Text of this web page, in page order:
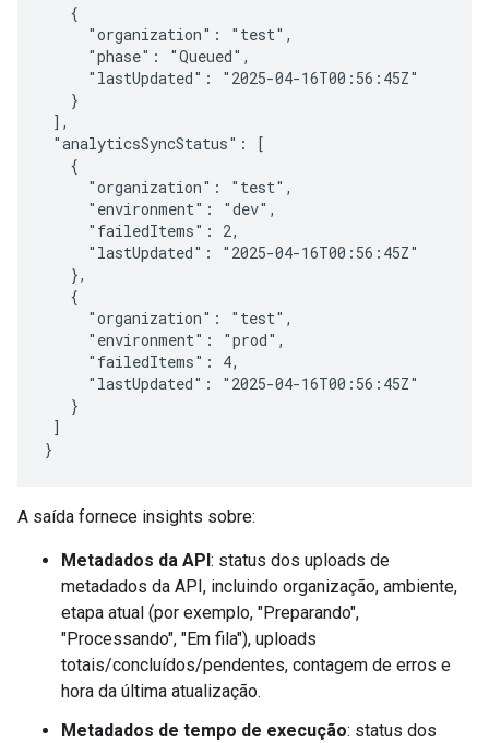
   {
     "organization": "test",
     "phase": "Queued",
     "lastUpdated": "2025-04-16T00:56:45Z"
   }
],
"analyticsSyncStatus": [
   {
     "organization": "test",
     "environment": "dev",
     "failedItems": 2,
     "lastUpdated": "2025-04-16T00:56:45Z"
   },
   {
     "organization": "test",
     "environment": "prod",
     "failedItems": 4,
     "lastUpdated": "2025-04-16T00:56:45Z"
   }
]
A saída fornece insights sobre:
Metadados da API: status dos uploads de
metadados da API, incluindo organização, ambiente,
etapa atual (por exemplo, "Preparando",
"Processando", "Em fila"), uploads
totais/concluídos/pendentes, contagem de erros e
hora da última atualização.
Metadados de tempo de execução: status dos